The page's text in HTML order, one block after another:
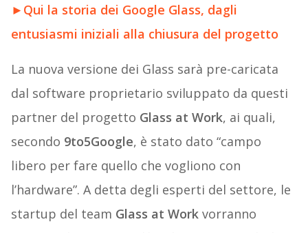
► Qui la storia dei Google Glass, dagli
entusiasmi iniziali alla chiusura del progetto
La nuova versione dei Glass sarà pre-caricata
dal software proprietario sviluppato da questi
partner del progetto Glass at Work, ai quali,
secondo 9to5Google, è stato dato “campo
libero per fare quello che vogliono con
l’hardware”. A detta degli esperti del settore, le
startup del team Glass at Workvorranno